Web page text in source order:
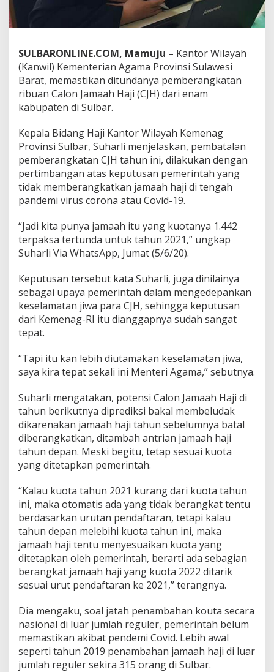
i
a
s
t
i
k
a
B
a
t
a
l
B
e
r
n
g
k
T
a
h
u
i
SULBARONLINE.COM, Mamuju – Kantor Wilayah
(Kanwil) Kementerian Agama Provinsi Sulawesi
Barat, memastikan ditundanya pemberangkatan
ribuan Calon Jamaah Haji (CJH) dari enam
kabupaten di Sulbar.
Kepala Bidang Haji Kantor Wilayah Kemenag
Provinsi Sulbar, Suharli menjelaskan, pembatalan
pemberangkatan CJH tahun ini, dilakukan dengan
pertimbangan atas keputusan pemerintah yang
tidak memberangkatkan jamaah haji di tengah
pandemi virus corona atau Covid-19.
“Jadi kita punya jamaah itu yang kuotanya 1.442
terpaksa tertunda untuk tahun 2021,” ungkap
Suharli Via WhatsApp, Jumat (5/6/20).
Keputusan tersebut kata Suharli, juga dinilainya
sebagai upaya pemerintah dalam mengedepankan
keselamatan jiwa para CJH, sehingga keputusan
dari Kemenag-RI itu dianggapnya sudah sangat
tepat.
“Tapi itu kan lebih diutamakan keselamatan jiwa,
saya kira tepat sekali ini Menteri Agama,” sebutnya.
Suharli mengatakan, potensi Calon Jamaah Haji di
tahun berikutnya diprediksi bakal membeludak
dikarenakan jamaah haji tahun sebelumnya batal
diberangkatkan, ditambah antrian jamaah haji
tahun depan. Meski begitu, tetap sesuai kuota
yang ditetapkan pemerintah.
“Kalau kuota tahun 2021 kurang dari kuota tahun
ini, maka otomatis ada yang tidak berangkat tentu
berdasarkan urutan pendaftaran, tetapi kalau
tahun depan melebihi kuota tahun ini, maka
jamaah haji tentu menyesuaikan kuota yang
ditetapkan oleh pemerintah, berarti ada sebagian
berangkat jamaah haji yang kuota 2022 ditarik
sesuai urut pendaftaran ke 2021,” terangnya.
Dia mengaku, soal jatah penambahan kouta secara
nasional di luar jumlah reguler, pemerintah belum
memastikan akibat pendemi Covid. Lebih awal
seperti tahun 2019 penambahan jamaah haji di luar
jumlah reguler sekira 315 orang di Sulbar.